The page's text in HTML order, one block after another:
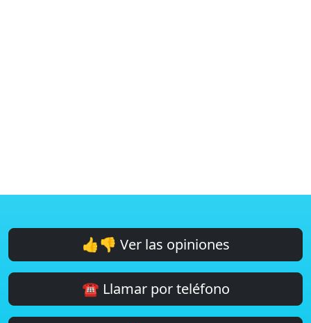
👍👎 Ver las opiniones
☎️ Llamar por teléfono